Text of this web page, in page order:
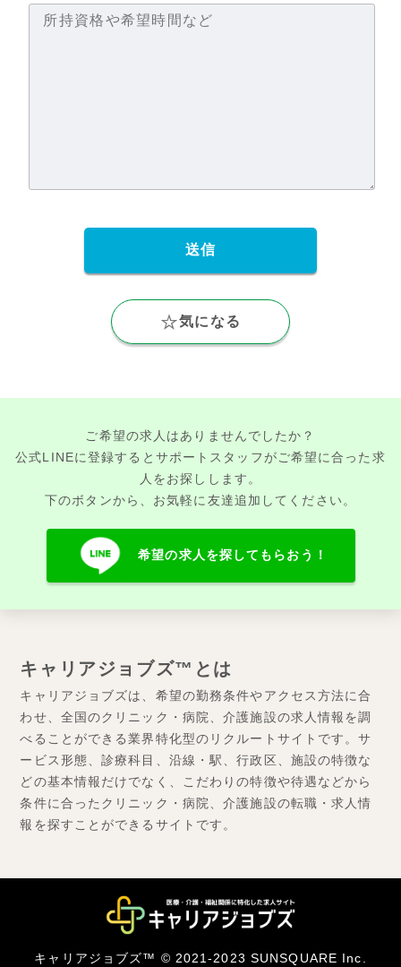
気になる
ご希望の求人はありませんでしたか？
公式LINEに登録するとサポートスタッフがご希望に合った求
人をお探しします。
下のボタンから、お気軽に友達追加してください。
希望の求人を探してもらおう！
キャリアジョブズ™とは
キャリアジョブズは、希望の勤務条件やアクセス方法に合
わせ、全国のクリニック・病院、介護施設の求人情報を調
べることができる業界特化型のリクルートサイトです。サ
ービス形態、診療科目、沿線・駅、行政区、施設の特徴な
どの基本情報だけでなく、こだわりの特徴や待遇などから
条件に合ったクリニック・病院、介護施設の転職・求人情
報を探すことができるサイトです。
キャリアジョブズ™ © 2021-2023 SUNSQUARE Inc.